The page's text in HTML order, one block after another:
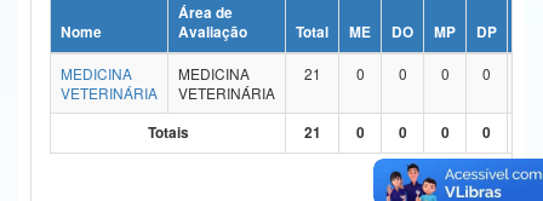
Ministério da Ciência, Tecnologia, Inovações e Comunicações
Ministério do Meio Ambiente
Nome
Área de
Avaliação
Total ME DO MP DP
MEDICINA
VETERINÁRIA
MEDICINA
VETERINÁRIA
21 0 0 0 0
Totais 21 0 0 0 0